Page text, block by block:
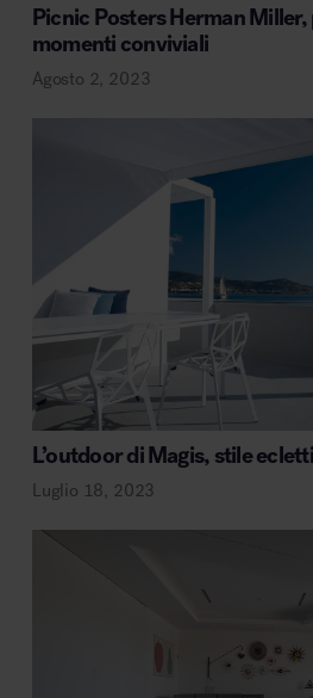
Picnic Posters Herman
momenti conviviali
Agosto 2, 2023
L’outdoor di Magis, stile
Luglio 18, 2023